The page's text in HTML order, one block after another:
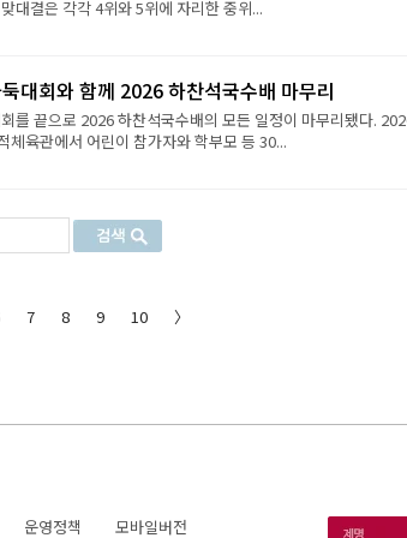
대결은 각각 4위와 5위에 자리한 중위...
대회와 함께 2026 하찬석국수배 마무리
를 끝으로 2026 하찬석국수배의 모든 일정이 마무리됐다.
육관에서 어린이 참가자와 학부모 등 30...
7 8 9 10 〉
운영정책 모바일버전